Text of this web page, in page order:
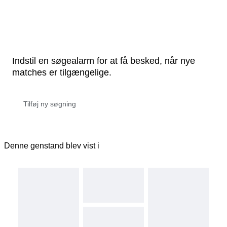
Indstil en søgealarm for at få besked, når nye
matches er tilgængelige.
Denne genstand blev vist i